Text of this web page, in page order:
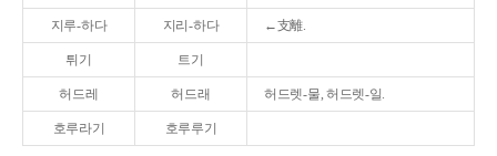
지루-하다 지리-하다 ←支離.
튀기 트기
허드레 허드래 허드렛-물, 허드렛-일.
호루라기 호루루기